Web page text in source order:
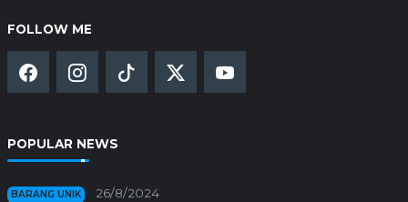
FOLLOW ME
POPULAR NEWS
BARANG UNIK 26/8/2024